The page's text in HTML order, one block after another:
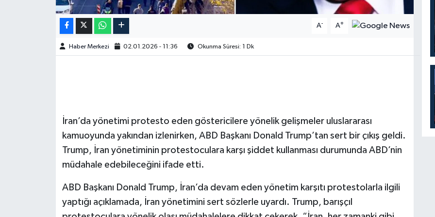
A- A+
Haber Merkezi 02.01.2026 - 11:36 Okunma Süresi: 1 Dk
İran’da yönetimi protesto eden göstericilere yönelik gelişmeler uluslararası
kamuoyunda yakından izlenirken, ABD Başkanı Donald Trump’tan sert bir çıkış geldi.
Trump, İran yönetiminin protestoculara karşı şiddet kullanması durumunda ABD’nin
müdahale edebileceğini ifade etti.
ABD Başkanı Donald Trump, İran’da devam eden yönetim karşıtı protestolarla ilgili
yaptığı açıklamada, İran yönetimini sert sözlerle uyardı. Trump, barışçıl